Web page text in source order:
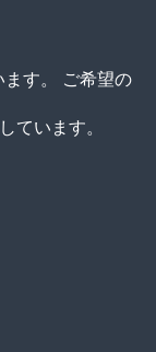
す。 ご希望の
います。